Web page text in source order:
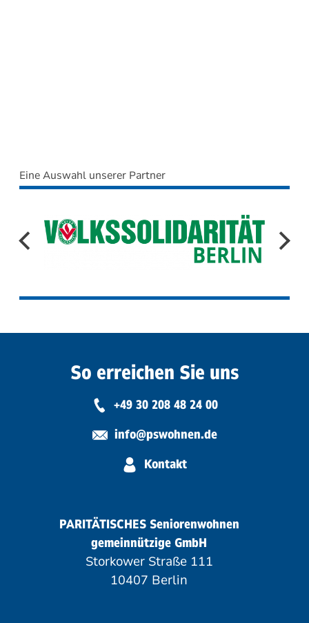
Eine Auswahl unserer Partner
So erreichen Sie uns
+49 30 208 48 24 00
info@pswohnen.de
Kontakt
PARITÄTISCHES Seniorenwohnen
gemeinnützige GmbH
Storkower Straße 111
10407 Berlin